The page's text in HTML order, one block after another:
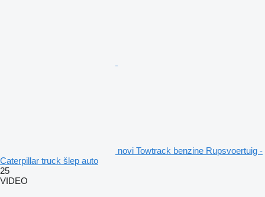
novi Towtrack benzine Rupsvoertuig -
Caterpillar truck šlep auto
25
VIDEO